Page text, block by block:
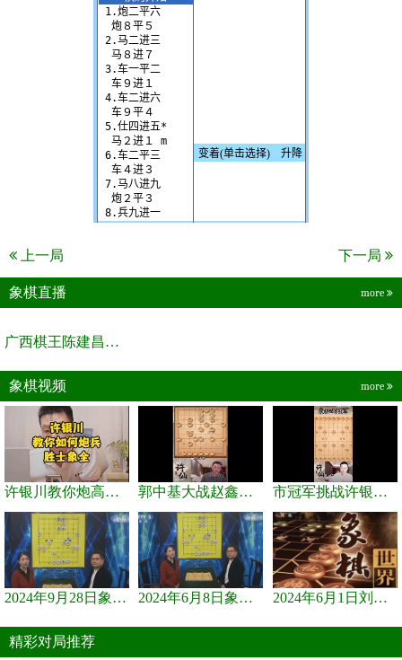
上一局 下一局
象棋直播 more
广西棋王陈建昌直播间
象棋视频 more
许银川教你炮高兵士象全如何赢士象全，简单四步即可 郭中基大战赵鑫鑫，许银川激情讲解 市冠军挑战许银川，急进中兵变化真激烈！
2024年9月28日象棋世界栏目，刘君、蒋川讲解了第九届杨官璘杯象棋... 2024年6月8日象棋世界，刘君、蒋川讲解了第九届杨官璘杯全国象棋... 2024年6月1日刘君、蒋川讲解第三届上海杯象棋大师赛谢靖与李少庚...
精彩对局推荐